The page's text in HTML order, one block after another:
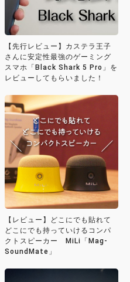
【先行レビュー】カステラ王子
さんに安定性最強のゲーミング
スマホ「Black Shark 5 Pro」を
レビューしてもらいました！
【レビュー】どこにでも貼れて
どこにでも持っていけるコンパ
クトスピーカー MiLi「Mag-
SoundMate」